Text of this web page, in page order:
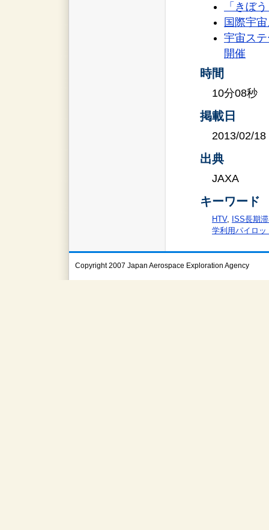
「きぼ
国際宇
宇宙ス
開催
時間
10分08秒
掲載日
2013/02/18
出典
JAXA
キーワード
HTV, ISS長期
学利用パイロッ
Copyright 2007 Japan Aerospace Exploration Agency